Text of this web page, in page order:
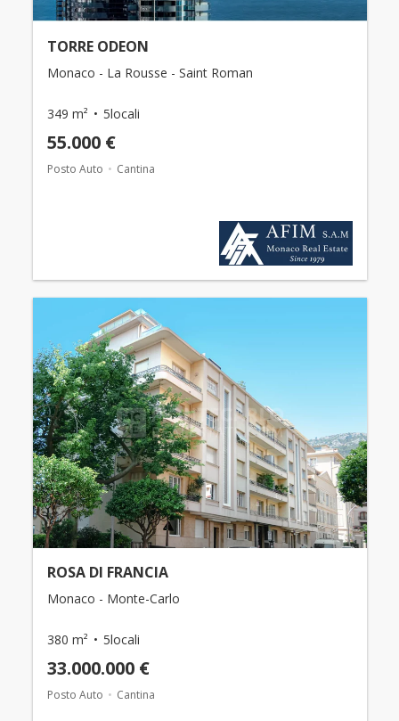
TORRE ODEON
Monaco - La Rousse - Saint Roman
349 m² 5locali
55.000 €
Posto Auto Cantina
ROSA DI FRANCIA
Monaco - Monte-Carlo
380 m² 5locali
33.000.000 €
Posto Auto Cantina